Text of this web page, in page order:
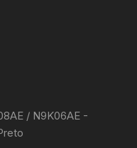
/ N9K06AE -